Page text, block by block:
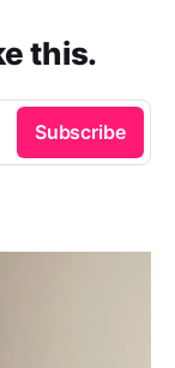
this.
Subscribe